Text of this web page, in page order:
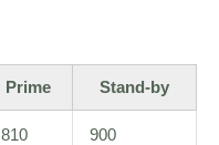
Prime Stand-by
810 900